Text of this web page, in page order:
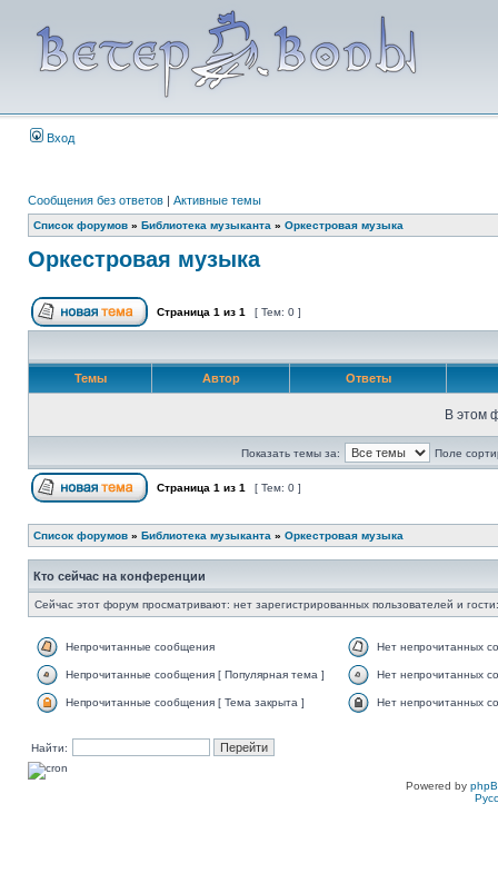
Вход
Сообщения без ответов | Активные темы
Список форумов » Библиотека музыканта » Оркестровая музыка
Оркестровая музыка
Страница 1 из 1 [ Тем: 0 ]
Темы Автор Ответы
В этом
Показать темы за: Поле
Страница 1 из 1 [ Тем: 0 ]
Список форумов » Библиотека музыканта » Оркестровая музыка
Кто сейчас на конференции
Сейчас этот форум просматривают: нет зарегистрированных пользователей и
Непрочитанные сообщения Нет непрочитанных
Непрочитанные сообщения [ Популярная тема ] Нет непрочитанных
Непрочитанные сообщения [ Тема закрыта ] Нет непрочитанных
Найти:
Powered by